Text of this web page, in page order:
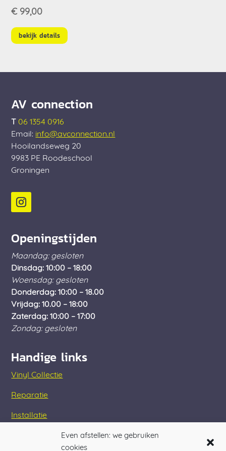
Even afstellen: we gebruiken
cookies
€ 99,00
bekijk details
AV connection
T 06 1354 0916
Email: info@avconnection.nl
Hooilandseweg 20
9983 PE Roodeschool
Groningen
Openingstijden
Maandag: gesloten
Dinsdag: 10:00 – 18:00
Woensdag: gesloten
Donderdag: 10:00 – 18.00
Vrijdag: 10.00 – 18:00
Zaterdag: 10:00 – 17:00
Zondag: gesloten
Handige links
Vinyl Collectie
Reparatie
Installatie